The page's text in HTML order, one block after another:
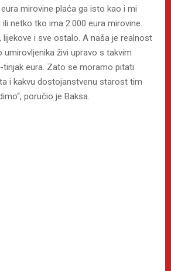
mirovine plaća ga isto kao i mi
netko tko ima 2.000 eura mirovine.
lijekove i sve ostalo. A naša je realnost
živi upravo s takvim
tinjak eura. Zato se moramo pitati
i kakvu dostojanstvenu starost tim
poručio je Baksa.